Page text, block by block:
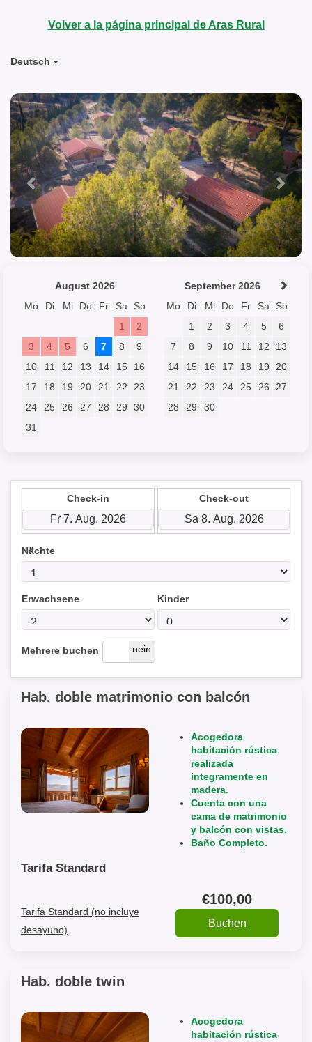
Volver a la página principal de Aras Rural
Deutsch
Previous Next
August 2026
Mo
Di Mi Do Fr Sa
So
1
2
3
4 5 6 7 8
9
10
11 12 13 14 15
16
17
18 19 20 21 22
23
24
25 26 27 28 29
30
31
September 2026
Mo
Di Mi Do Fr Sa
So
1
2 3 4 5
6
7
8 9 10 11 12
13
14
15 16 17 18 19
20
21
22 23 24 25 26
27
28
29 30
Check-in Check-out
Nächte
Erwachsene Kinder
Mehrere buchen
ja nein
Hab. doble matrimonio con balcón
Acogedora
habitación rústica
realizada
integramente en
madera.
Cuenta con una
cama de matrimonio
y balcón con vistas.
Baño Completo.
Tarifa Standard
Tarifa Standard (no incluye
desayuno)
€100,00
Hab. doble twin
Acogedora
habitación rústica